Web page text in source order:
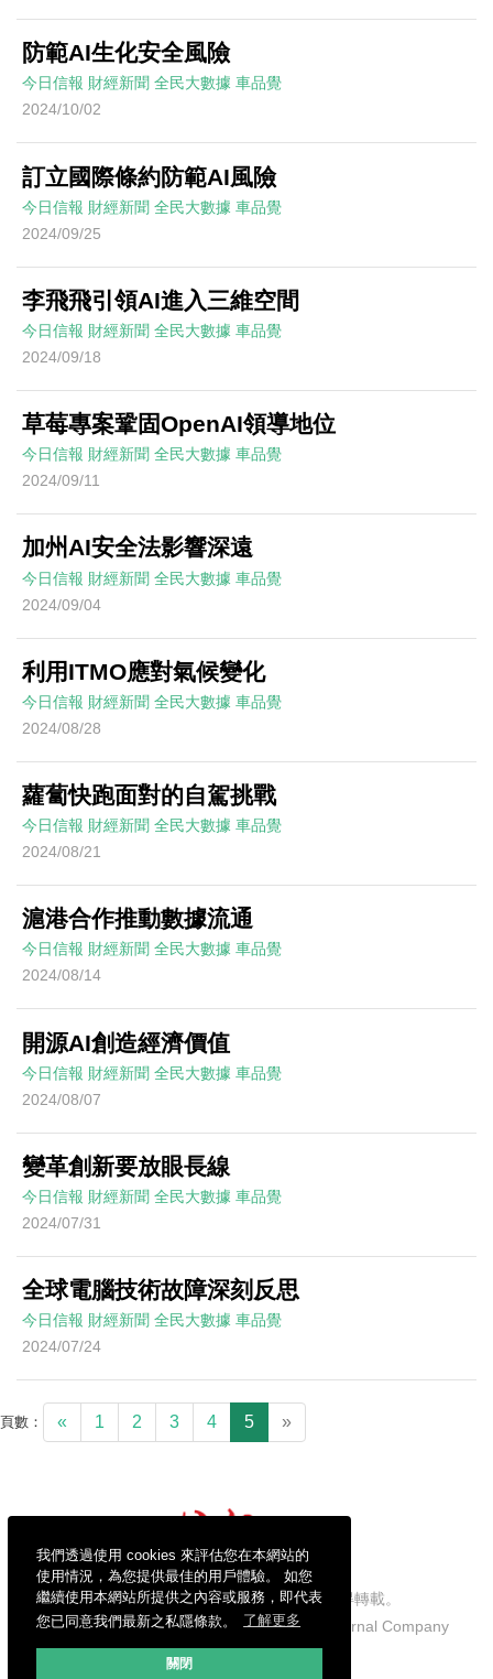
我們透過使用 cookies 來評估您在本網站的
使用情況，為您提供最佳的用戶體驗。 如您
繼續使用本網站所提供之內容或服務，即代表
您已同意我們最新之私隱條款。
了解更多
關閉
防範AI生化安全風險
今日信報 財經新聞 全民大數據 車品覺
2024/10/02
訂立國際條約防範AI風險
今日信報 財經新聞 全民大數據 車品覺
2024/09/25
李飛飛引領AI進入三維空間
今日信報 財經新聞 全民大數據 車品覺
2024/09/18
草莓專案鞏固OpenAI領導地位
今日信報 財經新聞 全民大數據 車品覺
2024/09/11
加州AI安全法影響深遠
今日信報 財經新聞 全民大數據 車品覺
2024/09/04
利用ITMO應對氣候變化
今日信報 財經新聞 全民大數據 車品覺
2024/08/28
蘿蔔快跑面對的自駕挑戰
今日信報 財經新聞 全民大數據 車品覺
2024/08/21
滬港合作推動數據流通
今日信報 財經新聞 全民大數據 車品覺
2024/08/14
開源AI創造經濟價值
今日信報 財經新聞 全民大數據 車品覺
2024/08/07
變革創新要放眼長線
今日信報 財經新聞 全民大數據 車品覺
2024/07/31
全球電腦技術故障深刻反思
今日信報 財經新聞 全民大數據 車品覺
2024/07/24
頁數： « 1 2 3 4 5 »
信報財經新聞有限公司版權所有，不得轉載。
Copyright © 2026 Hong Kong Economic Journal Company
Limited. All rights reserved.